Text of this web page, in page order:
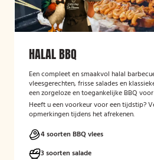
HALAL BBQ
Een compleet en smaakvol halal
vleesgerechten, frisse salades en
een zorgeloze en toegankelijke BBQ
Heeft u een voorkeur voor een tijdstip?
opmerkingen tijdens het afrekenen.
4 soorten BBQ vlees
3 soorten salade